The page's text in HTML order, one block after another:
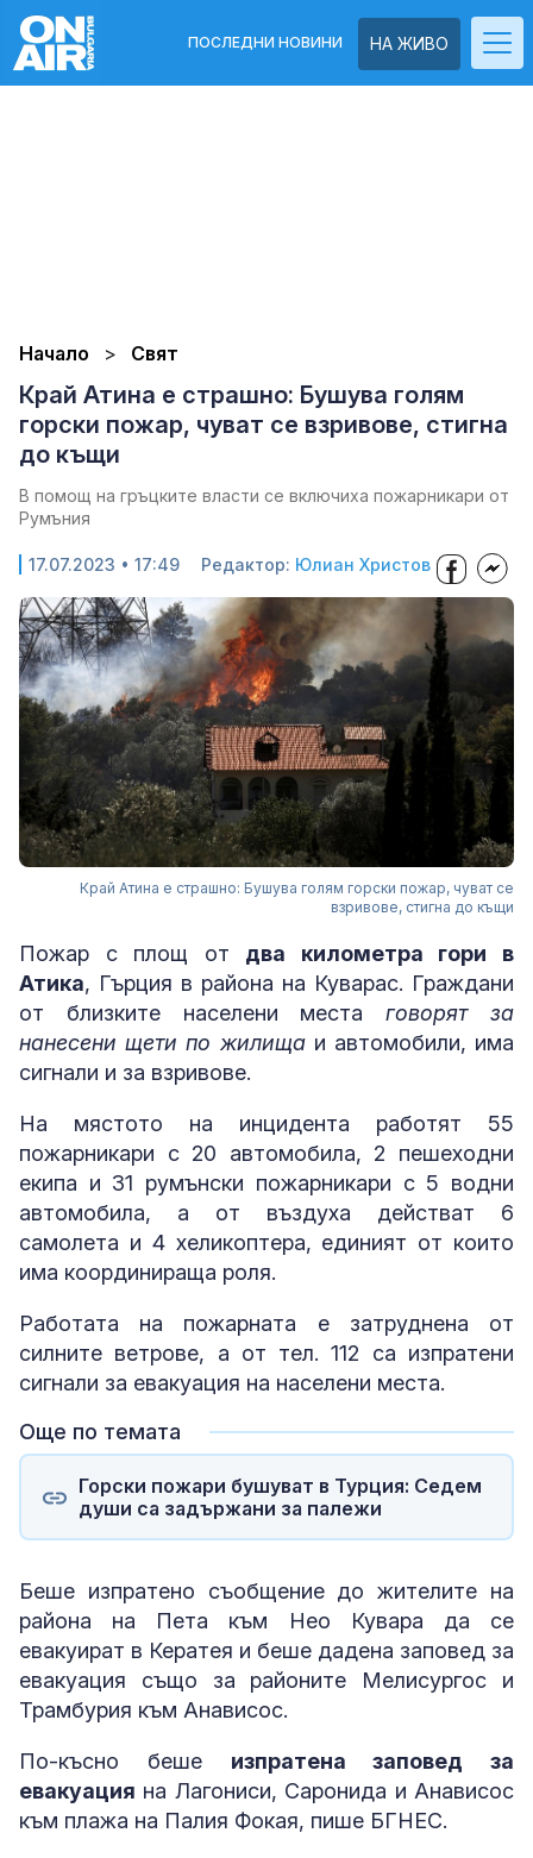
НА ЖИВО
ПОСЛЕДНИ НОВИНИ
Начало Свят
Край Атина е страшно: Бушува голям
горски пожар, чуват се взривове, стигна
до къщи
В помощ на гръцките власти се включиха пожарникари от
Румъния
17.07.2023 • 17:49 Редактор: Юлиан Христов
Край Атина е страшно: Бушува голям горски пожар, чуват се
взривове, стигна до къщи
Пожар с площ от два километра гори в
Атика, Гърция в района на Куварас. Граждани
от близките населени местаговорят за
нанесени щети по жилищаи автомобили, има
сигнали и за взривове.
На мястото на инцидента работят 55
пожарникари с 20 автомобила, 2 пешеходни
екипа и 31 румънски пожарникари с 5 водни
автомобила, а от въздуха действат 6
самолета и 4 хеликоптера, единият от които
има координираща роля.
Работата на пожарната е затруднена от
силните ветрове, а от тел. 112 са изпратени
сигнали за евакуация на населени места.
Още по темата
Горски пожари бушуват в Турция: Седем
души са задържани за палежи
Беше изпратено съобщение до жителите на
района на Пета към Нео Кувара да се
евакуират в Кератея и беше дадена заповед за
евакуация също за районите Мелисургос и
Трамбурия към Анависос.
По-късно беше изпратена заповед за
евакуация на Лагониси, Саронида и Анависос
към плажа на Палия Фокая, пише БГНЕС.